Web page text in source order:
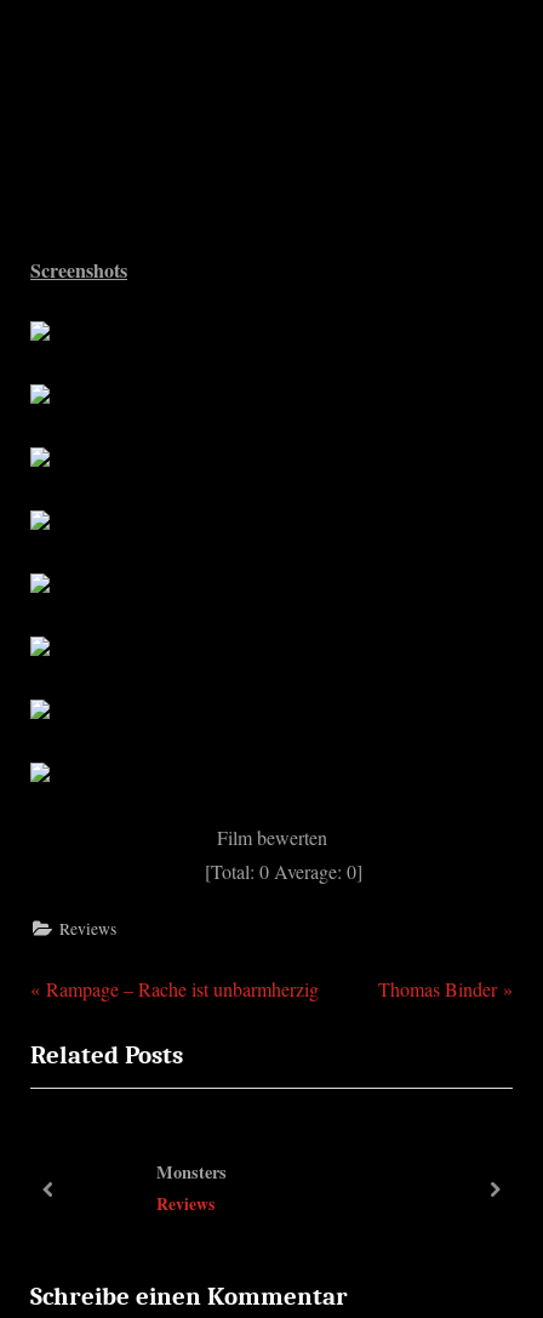
Screenshots
Film bewerten
[Total: 0 Average: 0]
Reviews
Beitragsnavigation
P
e
v
u
o
Rampage – Rache ist unbarmherzig
N
t
Thomas Binder
Related Posts
Monsters
Reviews
prev next
Schreibe einen Kommentar